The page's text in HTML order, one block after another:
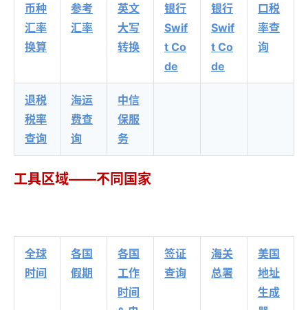
币种
汇率
换算
参考
汇率
英文
大写
转换
银行
Swif
t Co
de
银行
Swif
t Co
de
口税
率查
询
退税
税率
查询
海运
费查
询
中信
保服
务
工具区域——不同国家
全球
时间
各国
假期
各国
工作
时间
签证
查询
海关
总署
美国
地址
生成